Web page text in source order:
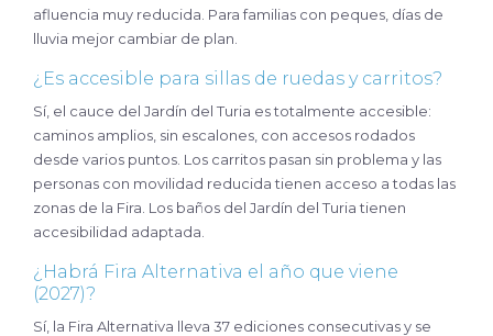
afluencia muy reducida. Para familias con peques, días de
lluvia mejor cambiar de plan.
¿Es accesible para sillas de ruedas y carritos?
Sí, el cauce del Jardín del Turia es totalmente accesible:
caminos amplios, sin escalones, con accesos rodados
desde varios puntos. Los carritos pasan sin problema y las
personas con movilidad reducida tienen acceso a todas las
zonas de la Fira. Los baños del Jardín del Turia tienen
accesibilidad adaptada.
¿Habrá Fira Alternativa el año que viene
(2027)?
Sí, la Fira Alternativa lleva 37 ediciones consecutivas y se